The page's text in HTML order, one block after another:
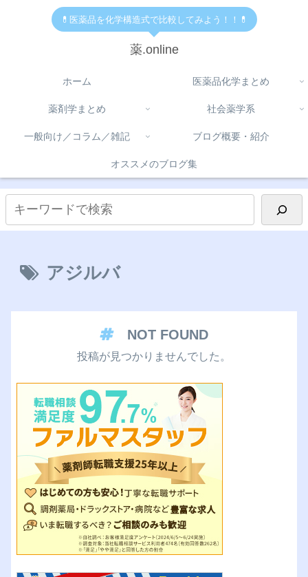
💊医薬品を化学構造式で比較してみよう！！💊
薬.online
ホーム 医薬品化学まとめ
薬剤学まとめ 社会薬学系
一般向け／コラム／雑記 ブログ概要・紹介
オススメのブログ集
アジルバ
NOT FOUND
投稿が見つかりませんでした。